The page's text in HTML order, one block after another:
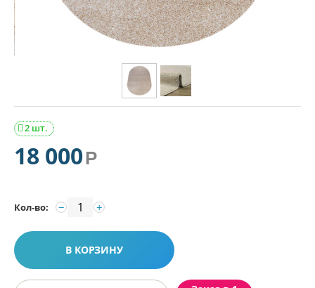
2 шт.

18 000Р
Кол-во: +
−
В КОРЗИНУ